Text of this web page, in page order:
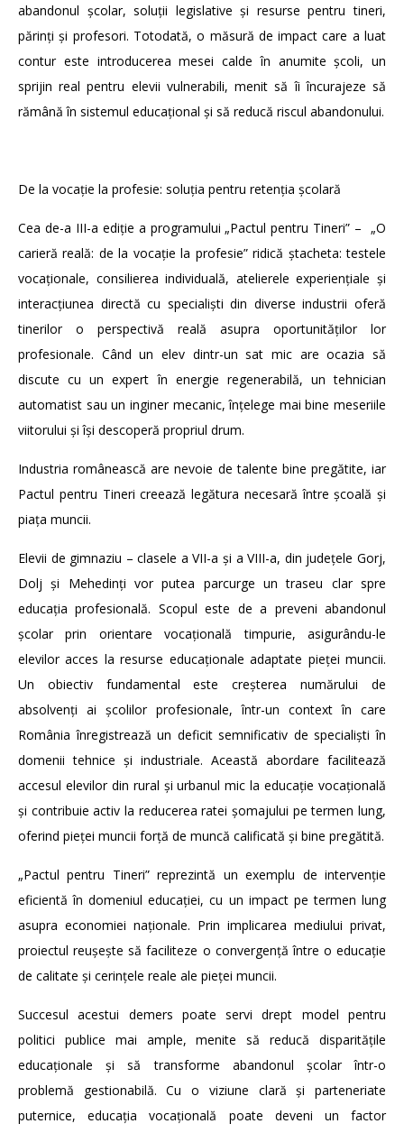
abandonul școlar, soluții legislative și resurse pentru tineri,
părinți și profesori. Totodată, o măsură de impact care a luat
contur este introducerea mesei calde în anumite școli, un
sprijin real pentru elevii vulnerabili, menit să îi încurajeze să
rămână în sistemul educațional și să reducă riscul abandonului.
De la vocație la profesie: soluția pentru retenția școlară
Cea de-a III-a ediție a programului „Pactul pentru Tineri” – „O
carieră reală: de la vocație la profesie” ridică ștacheta: testele
vocaționale, consilierea individuală, atelierele experiențiale și
interacțiunea directă cu specialiști din diverse industrii oferă
tinerilor o perspectivă reală asupra oportunităților lor
profesionale. Când un elev dintr-un sat mic are ocazia să
discute cu un expert în energie regenerabilă, un tehnician
automatist sau un inginer mecanic, înțelege mai bine meseriile
viitorului și își descoperă propriul drum.
Industria românească are nevoie de talente bine pregătite, iar
Pactul pentru Tineri creează legătura necesară între școală și
piața muncii.
Elevii de gimnaziu – clasele a VII-a și a VIII-a, din județele Gorj,
Dolj și Mehedinți vor putea parcurge un traseu clar spre
educația profesională. Scopul este de a preveni abandonul
școlar prin orientare vocațională timpurie, asigurându-le
elevilor acces la resurse educaționale adaptate pieței muncii.
Un obiectiv fundamental este creșterea numărului de
absolvenți ai școlilor profesionale, într-un context în care
România înregistrează un deficit semnificativ de specialiști în
domenii tehnice și industriale. Această abordare facilitează
accesul elevilor din rural și urbanul mic la educație vocațională
și contribuie activ la reducerea ratei șomajului pe termen lung,
oferind pieței muncii forță de muncă calificată și bine pregătită.
„Pactul pentru Tineri” reprezintă un exemplu de intervenție
eficientă în domeniul educației, cu un impact pe termen lung
asupra economiei naționale. Prin implicarea mediului privat,
proiectul reușește să faciliteze o convergență între o educație
de calitate și cerințele reale ale pieței muncii.
Succesul acestui demers poate servi drept model pentru
politici publice mai ample, menite să reducă disparitățile
educaționale și să transforme abandonul școlar într-o
problemă gestionabilă. Cu o viziune clară și parteneriate
puternice, educația vocațională poate deveni un factor